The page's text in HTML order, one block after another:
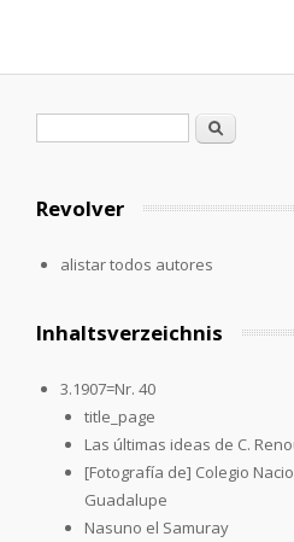
Formulario de búsqueda
Buscar
Revolver
alistar todos autores
Inhaltsverzeichnis
3.1907=Nr. 40
title_page
Las últimas ideas de C.
[Fotografía de] Colegio
Guadalupe
Nasuno el Samuray